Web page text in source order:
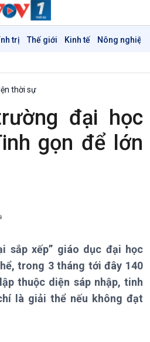
trị Thế giới Kinh tế Nông nghiệp
Thời sự 21h30
Bản tin
Chuyên mục
Theo dòng Thời sự
thời sự
đại học
gọn để lớn
sắp xếp” giáo dục đại học
trong 3 tháng tới đây 140
thuộc diện sáp nhập, tinh
là giải thể nếu không đạt